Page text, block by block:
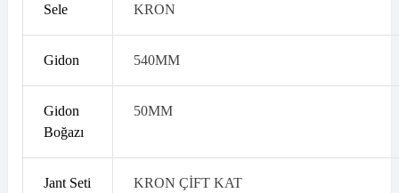
Sele KRON
Gidon 540MM
Gidon
Boğazı
50MM
Jant Seti KRON ÇİFT KAT